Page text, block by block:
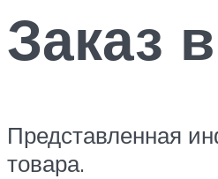
Заказ
Представленная
товара.